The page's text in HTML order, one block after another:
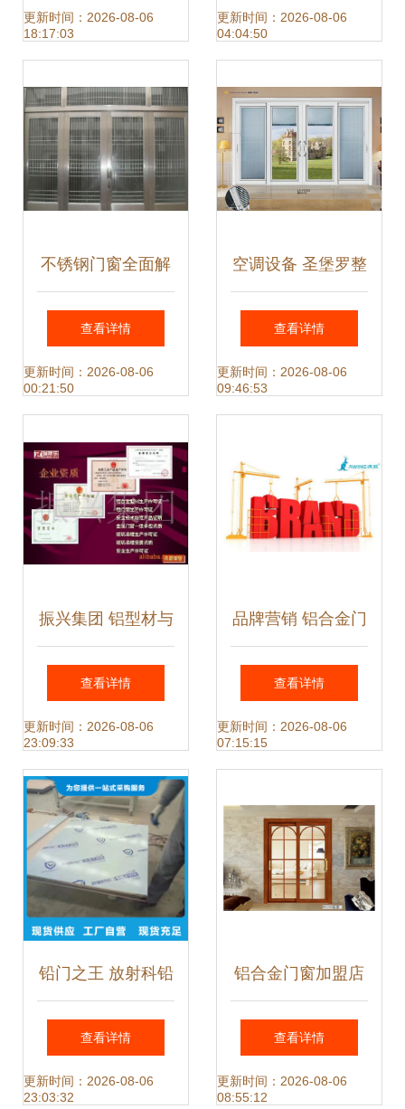
销，优质金属门窗
务
更新时间：2026-08-06
18:17:03
除，预祝装修顺
就位
更新时间：2026-08-06
04:04:50
不锈钢门窗全面解
析 性能评估与保养
指南
查看详情
更新时间：2026-08-06
00:21:50
空调设备 圣堡罗整
体门窗如何打造环
保理想环境？
查看详情
更新时间：2026-08-06
09:46:53
振兴集团 铝型材与
铝电机壳的卓越之
选，匠心铸就金属
门窗新高度
查看详情
更新时间：2026-08-06
23:09:33
品牌营销 铝合金门
窗加盟厂家盈利的
加速器
查看详情
更新时间：2026-08-06
07:15:15
铅门之王 放射科铅
门源头工厂直供，
量大价优的硬核品
查看详情
更新时间：2026-08-06
23:03:32
铝合金门窗加盟店
装修攻略 如何通过
设计吸引客户
查看详情
更新时间：2026-08-06
08:55:12